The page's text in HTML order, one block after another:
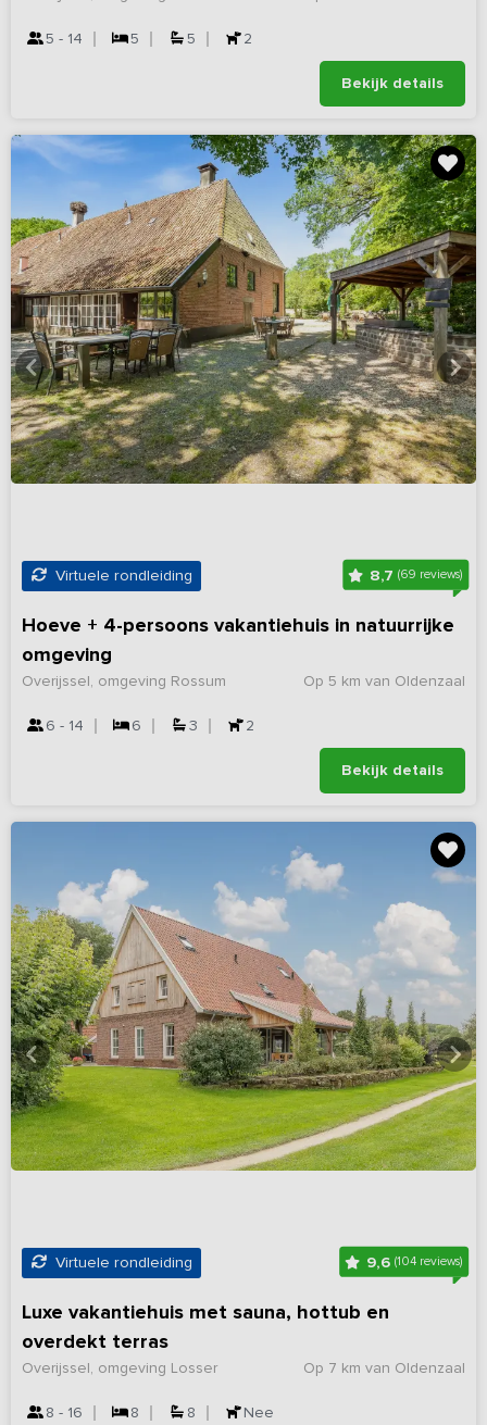
5 - 14 5 5 2
Bekijk details
Virtuele rondleiding 8,7 (69 reviews)
Hoeve + 4-persoons vakantiehuis in natuurrijke
omgeving
Op 5 km van Oldenzaal
Overijssel, omgeving Rossum
6 - 14 6 3 2
Bekijk details
Virtuele rondleiding 9,6 (104 reviews)
Luxe vakantiehuis met sauna, hottub en
overdekt terras
Op 7 km van Oldenzaal
Overijssel, omgeving Losser
8 - 16 8 8 Nee